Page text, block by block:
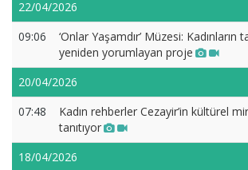
22/04/2026
09:06
‘Onlar Yaşamdır’ Müzesi:
yeniden yorumlayan proje
20/04/2026
07:48
Kadın rehberler Cezayir’in kültürel
tanıtıyor
18/04/2026